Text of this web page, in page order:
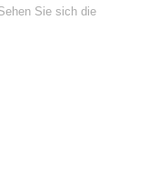
Sie sich die